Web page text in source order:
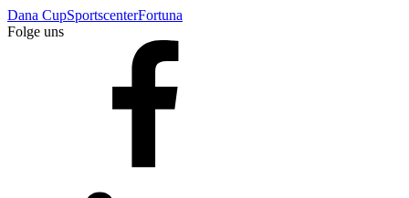
Dana CupSportscenterFortuna
Folge uns